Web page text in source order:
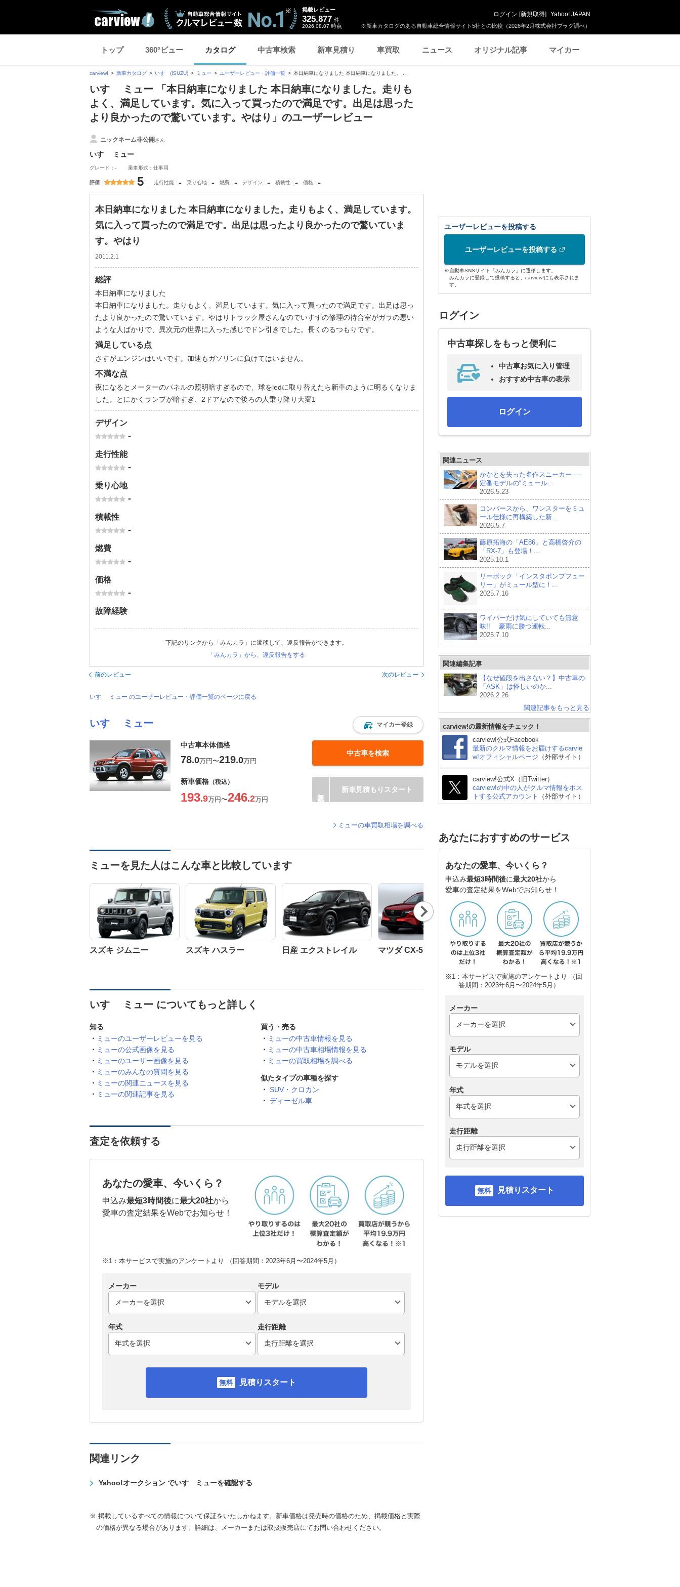
※新車カタログのある自動車総合情報サイト5社との比較（2026年2月株式会社プラグ調べ）
掲載レビュー
325,877 件
2026.08.07 時点
ログイン [新規取得] Yahoo! JAPAN
トップ 360°ビュー カタログ 中古車検索 新車見積り 車買取 ニュース オリジナル記事 マイカー
carview! 新車カタログ いすゞ(ISUZU) ミュー ユーザーレビュー・評価一覧 本日納車になりました 本日納車になりました。...
いすゞ ミュー 「本日納車になりました 本日納車になりました。走りも
よく、満足しています。気に入って買ったので満足です。出足は思った
より良かったので驚いています。やはり」のユーザーレビュー
ニックネーム非公開さん
いすゞ ミュー
グレード：- 乗車形式：仕事用
評価 5 走行性能 - 乗り心地 - 燃費 - デザイン - 積載性 - 価格 -
本日納車になりました 本日納車になりました。走りもよく、満足しています。
気に入って買ったので満足です。出足は思ったより良かったので驚いていま
す。やはり
2011.2.1
総評
本日納車になりました
本日納車になりました。走りもよく、満足しています。気に入って買ったので満足です。出足は思っ
たより良かったので驚いています。やはりトラック屋さんなのでいすずの修理の待合室がガラの悪い
ような人ばかりで、異次元の世界に入った感じでドン引きでした。長くのるつもりです。
満足している点
さすがエンジンはいいです。加速もガソリンに負けてはいません。
不満な点
夜になるとメーターのパネルの照明暗すぎるので、球をledに取り替えたら新車のように明るくなりま
した。とにかくランプが暗すぎ、2ドアなので後ろの人乗り降り大変1
デザイン
-
走行性能
-
乗り心地
-
積載性
-
燃費
-
価格
-
故障経験
下記のリンクから「みんカラ」に遷移して、違反報告ができます。
「みんカラ」から、違反報告をする
前のレビュー 次のレビュー
いすゞ ミュー のユーザーレビュー・評価一覧のページに戻る
いすゞ ミュー マイカー登録
中古車本体価格
78.0万円〜219.0万円
中古車を検索
新車価格 （税込）
193.9万円〜246.2万円
新車見積もりスタート
ミューの車買取相場を調べる
ミューを見た人はこんな車と比較しています
スズキ ジムニー スズキ ハスラー 日産 エクストレイル マツダ CX-5 スバル フォレスター
トヨタ ハリアーハイブ
リッド
Nex
t
いすゞ ミュー についてもっと詳しく
知る
ミューのユーザーレビューを見る
ミューの公式画像を見る
ミューのユーザー画像を見る
ミューのみんなの質問を見る
ミューの関連ニュースを見る
ミューの関連記事を見る
買う・売る
ミューの中古車情報を見る
ミューの中古車相場情報を見る
ミューの買取相場を調べる
似たタイプの車種を探す
SUV・クロカン
ディーゼル車
査定を依頼する
あなたの愛車、今いくら？
申込み最短3時間後に最大20社から
愛車の査定結果をWebでお知らせ！
※1：本サービスで実施のアンケートより （回答期間：2023年6月〜2024年5月）
メーカー モデル
年式 走行距離
見積りスタート
関連リンク
Yahoo!オークション でいすゞミューを確認する
※ 掲載しているすべての情報について保証をいたしかねます。新車価格は発売時の価格のため、掲載価格と実際
の価格が異なる場合があります。詳細は、メーカーまたは取扱販売店にてお問い合わせください。
ユーザーレビューを投稿する
ユーザーレビューを投稿する
※自動車SNSサイト「みんカラ」に遷移します。
みんカラに登録して投稿すると、carview!にも表示されま
す。
ログイン
中古車探しをもっと便利に
中古車お気に入り管理
おすすめ中古車の表示
ログイン
関連ニュース
かかとを失った名作スニーカー──
定番モデルの“ミュール...
2026.5.23
コンバースから、ワンスターをミュ
ール仕様に再構築した新...
2026.5.7
藤原拓海の「AE86」と高橋啓介の
「RX-7」も登場！...
2025.10.1
リーボック「インスタポンプフュー
リー」がミュール型に！...
2025.7.16
ワイパーだけ気にしていても無意
味!! 豪雨に勝つ運転...
2025.7.10
関連編集記事
【なぜ値段を出さない？】中古車の
「ASK」は怪しいのか...
2026.2.26
関連記事をもっと見る
carview!の最新情報をチェック！
carview!公式Facebook
最新のクルマ情報をお届けするcarvie
w!オフィシャルページ （外部サイト）
carview!公式X（旧Twitter）
carview!の中の人がクルマ情報をポス
トする公式アカウント
（外部サイト）
あなたにおすすめのサービス
あなたの愛車、今いくら？
申込み最短3時間後に最大20社から
愛車の査定結果をWebでお知らせ！
※1：本サービスで実施のアンケートより （回
答期間：2023年6月〜2024年5月）
メーカー
モデル
年式
走行距離
見積りスタート